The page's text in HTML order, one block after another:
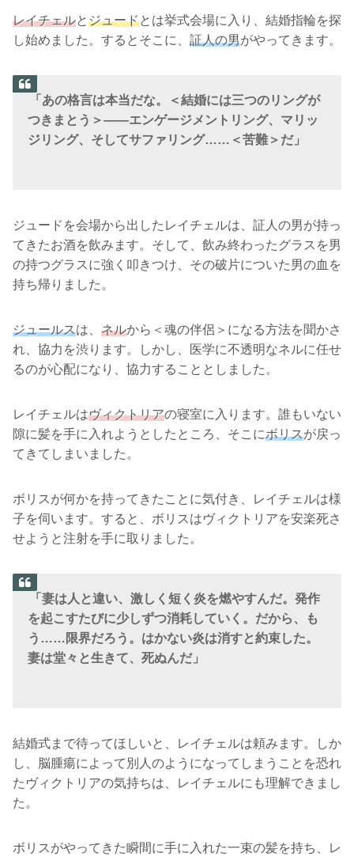
レイチェルとジュードとは挙式会場に入り、結婚指輪を探
し始めました。するとそこに、 証人の男がやってきます。
「あの格言は本当だな。＜結婚には三つのリングが
つきまとう＞――エンゲージメントリング、マリッ
ジリング、そしてサファリング……＜苦難＞だ」
ジュードを会場から出したレイチェルは、証人の男が持っ
てきたお酒を飲みます。そして、飲み終わったグラスを男
の持つグラスに強く叩きつけ、その破片についた男の血を
持ち帰りました。
ジュールスは、 ネルから＜魂の伴侶＞になる方法を聞かさ
れ、協力を渋ります。しかし、医学に不透明なネルに任せ
るのが心配になり、協力することとしました。
レイチェルはヴィクトリアの寝室に入ります。誰もいない
隙に髪を手に入れようとしたところ、そこにボリスが戻っ
てきてしまいました。
ボリスが何かを持ってきたことに気付き、レイチェルは様
子を伺います。すると、ボリスはヴィクトリアを安楽死さ
せようと注射を手に取りました。
「妻は人と違い、激しく短く炎を燃やすんだ。発作
を起こすたびに少しずつ消耗していく。だから、も
う……限界だろう。はかない炎は消すと約束した。
妻は堂々と生きて、死ぬんだ」
結婚式まで待ってほしいと、レイチェルは頼みます。しか
し、脳腫瘍によって別人のようになってしまうことを恐れ
たヴィクトリアの気持ちは、レイチェルにも理解できまし
た。
ボリスがやってきた瞬間に手に入れた一束の髪を持ち、レ